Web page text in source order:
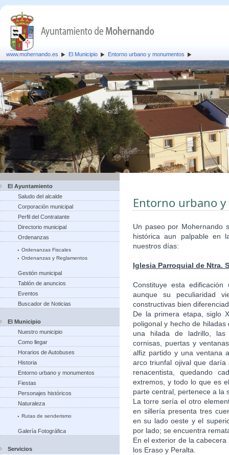
www.mohernando.es El Municipio Entorno urbano y monumentos
El Ayuntamiento
Saludo del alcalde
Corporación municipal
Perfil del Contratante
Directorio municipal
Ordenanzas
Ordenanzas Fiscales
Ordenanzas y Reglamentos
Gestión municipal
Tablón de anuncios
Eventos
Buscador de Noticias
El Municipio
Nuestro municipio
Como llegar
Horarios de Autobuses
Historia
Entorno urbano y monumentos
Fiestas
Personajes históricos
Naturaleza
Rutas de senderismo
Galería Fotográfica
Servicios
Entorno urbano
Un paseo por Mohernando
histórica aun palpable en
nuestros días:
Iglesia Parroquial de Ntra.
Constituye esta
aunque su peculiaridad
constructivas bien
De la primera etapa, siglo
poligonal y hecho de
una hilada de ladrillo, las
cornisas, puertas y
alfiz partido y una ventana
arco triunfal ojival que
renacentista, quedando
extremos, y todo lo que es
parte central, pertenece a la
La torre sería el otro
en sillería presenta tres
en su lado oeste y el
por lado; se encuentra
En el exterior de la
los Eraso y Peralta.